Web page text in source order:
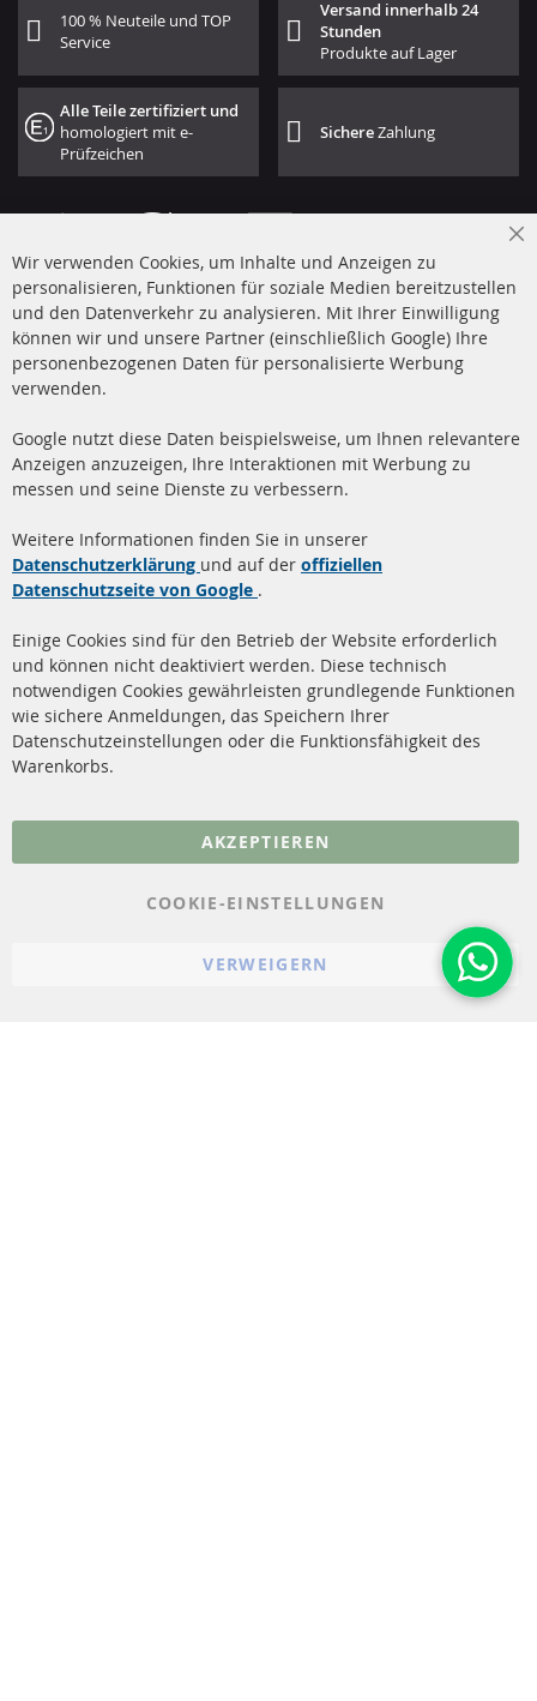
100 % Neuteile und TOP
Service
Versand innerhalb 24
Stunden
Produkte auf Lager
Alle Teile zertifiziert und
homologiert mit e-
Prüfzeichen
SichereZahlung
+49 (0) 4533 799 00 0
Mo-Do: 09-17 Uhr, Fr 09-16 Uhr
info@contra-automotive.de
facebook
instagram
Quick Links
Dieselpartikelfilter (DPF)
Dieselpartikelfilter
Katalysator (KAT)
Sensoren
FAQ
Kundenservice
Über uns
Versandkosten
Kontakt
Vertrag widerrufen
Wir verwenden Cookies, um Inhalte und Anzeigen zu
personalisieren, Funktionen für soziale Medien bereitzustellen
und den Datenverkehr zu analysieren. Mit Ihrer Einwilligung
können wir und unsere Partner (einschließlich Google) Ihre
personenbezogenen Daten für personalisierte Werbung
verwenden.
Google nutzt diese Daten beispielsweise, um Ihnen relevantere
Anzeigen anzuzeigen, Ihre Interaktionen mit Werbung zu
messen und seine Dienste zu verbessern.
Weitere Informationen finden Sie in unserer
Datenschutzerklärung und auf der offiziellen
Datenschutzseite von Google .
Einige Cookies sind für den Betrieb der Website erforderlich
und können nicht deaktiviert werden. Diese technisch
notwendigen Cookies gewährleisten grundlegende Funktionen
wie sichere Anmeldungen, das Speichern Ihrer
Datenschutzeinstellungen oder die Funktionsfähigkeit des
Warenkorbs.
AKZEPTIEREN
COOKIE-EINSTELLUNGEN
VERWEIGERN